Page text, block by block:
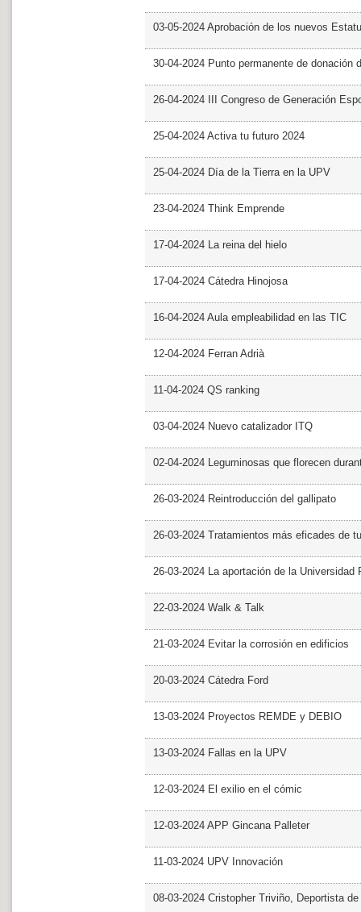
03-05-2024 Aprobación de los nuevos
30-04-2024 Punto permanente de donación
26-04-2024 III Congreso de Generación
25-04-2024 Activa tu futuro 2024
25-04-2024 Día de la Tierra en la UPV
23-04-2024 Think Emprende
17-04-2024 La reina del hielo
17-04-2024 Cátedra Hinojosa
16-04-2024 Aula empleabilidad en las TIC
12-04-2024 Ferran Adrià
11-04-2024 QS ranking
03-04-2024 Nuevo catalizador ITQ
02-04-2024 Leguminosas que florecen
26-03-2024 Reintroducción del gallipato
26-03-2024 Tratamientos más eficades de
26-03-2024 La aportación de la Universidad
22-03-2024 Walk & Talk
21-03-2024 Evitar la corrosión en edificios
20-03-2024 Cátedra Ford
13-03-2024 Proyectos REMDE y DEBIO
13-03-2024 Fallas en la UPV
12-03-2024 El exilio en el cómic
12-03-2024 APP Gincana Palleter
11-03-2024 UPV Innovación
08-03-2024 Cristopher Triviño, Deportista